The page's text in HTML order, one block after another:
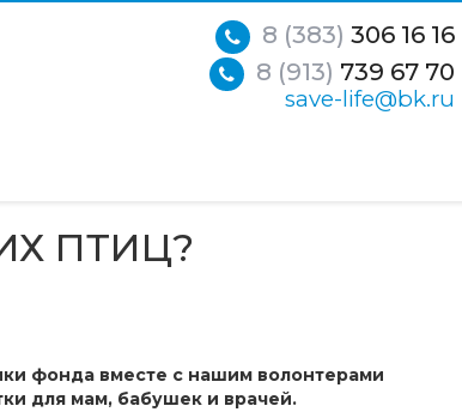
8 (383) 306 16 16
8 (913) 739 67 70
save-life@bk.ru
ПТИЦ?
фонда вместе с нашим волонтерами
для мам, бабушек и врачей.